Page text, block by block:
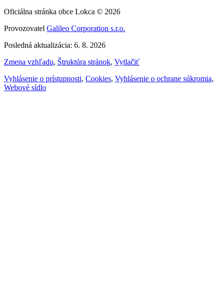
Oficiálna stránka obce Lokca © 2026
Provozovatel Galileo Corporation s.r.o.
Posledná aktualizácia: 6. 8. 2026
Zmena vzhľadu, Štruktúra stránok, Vytlačiť
Vyhlásenie o prístupnosti, Cookies, Vyhlásenie o ochrane súkromia,
Webové sídlo